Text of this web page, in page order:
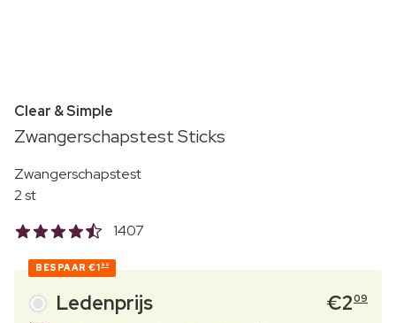
Clear & Simple
Zwangerschapstest Sticks
Zwangerschapstest
2 st
1407
BESPAAR €1 90
Ledenprijs €209